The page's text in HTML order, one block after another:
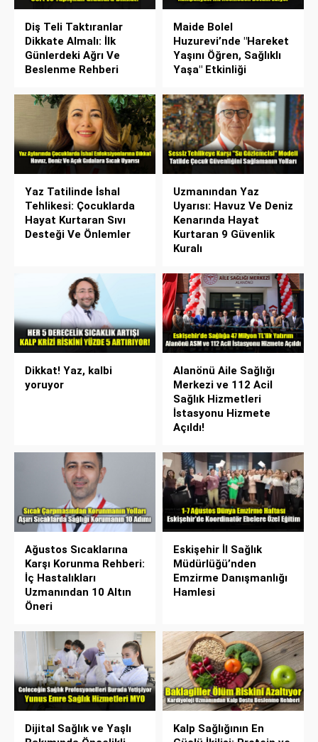
Diş Teli Taktıranlar
Dikkate Almalı: İlk
Günlerdeki Ağrı Ve
Beslenme Rehberi
Maide Bolel
Huzurevi’nde "Hareket
Yaşını Öğren, Sağlıklı
Yaşa" Etkinliği
Yaz Tatilinde İshal
Tehlikesi: Çocuklarda
Hayat Kurtaran Sıvı
Desteği Ve Önlemler
Uzmanından Yaz
Uyarısı: Havuz Ve Deniz
Kenarında Hayat
Kurtaran 9 Güvenlik
Kuralı
Dikkat! Yaz, kalbi
yoruyor
Alanönü Aile Sağlığı
Merkezi ve 112 Acil
Sağlık Hizmetleri
İstasyonu Hizmete
Açıldı!
Ağustos Sıcaklarına
Karşı Korunma Rehberi:
İç Hastalıkları
Uzmanından 10 Altın
Öneri
Eskişehir İl Sağlık
Müdürlüğü’nden
Emzirme Danışmanlığı
Hamlesi
Dijital Sağlık ve Yaşlı
Kalp Sağlığının En